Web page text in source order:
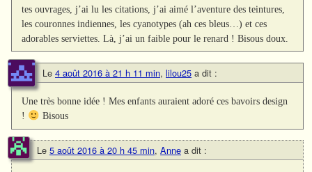
tes ouvrages, j’ai lu les citations, j’ai aimé l’aventure des teintures,
les couronnes indiennes, les cyanotypes (ah ces bleus…) et ces
adorables serviettes. Là, j’ai un faible pour le renard ! Bisous doux.
Le 4 août 2016 à 21 h 11 min, lilou25 a dit :
Une très bonne idée ! Mes enfants auraient adoré ces bavoirs design
!
Bisous
Le 5 août 2016 à 20 h 45 min, Anne a dit :